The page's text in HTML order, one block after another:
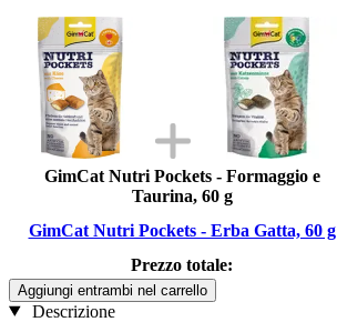
GimCat Nutri Pockets - Formaggio e
Taurina, 60 g
GimCat Nutri Pockets - Erba Gatta, 60 g
Prezzo totale:
Aggiungi entrambi nel carrello
Descrizione